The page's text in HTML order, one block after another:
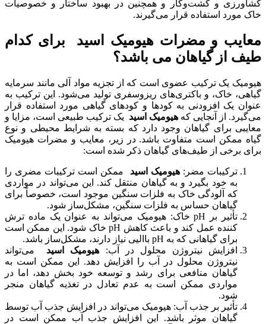
کشاورزی و کشت‌و‌کار و همچنین در بهبود ساختار و خصوصیات
خاک مورد استفاده قرار می‌گیرند.
معایب و مضرات هیومیک اسید برای کدام
طیف از گیاهان می باشد؟
هیومیک یک ترکیب عضوی است که از تجزیه مواد آلی مانند سرمایه
گیاهی، خاک، و باکتری‌های ریزوسفری تولید می‌شود. این ترکیب به
عنوان یک افزودنی به کودها و کودهای گیاهی مورد استفاده قرار
می‌گیرد. از آنجایی که هیومیک اسید یک ترکیب طبیعی است، مزایا و
معایبی برای گیاهان وجود دارد که بسته به شرایط محیطی و نوع
گیاه ممکن است متفاوت باشد. در زیر، معایب و مضرات هیومیک
برای برخی از طیف‌های گیاهان ذکر شده است:
ترکیبات مضر:هیومیک اسید ممکن است ترکیبات مضری را
به خود بگیرد و به گیاهان منتقل کند. این می‌تواند در مواردی
که آلودگی خاک به فلزات سنگین موجود است، خصوصاً برای
گیاهان حساس به فلزات سنگین، مشکل‌ساز شود.
تأثیر بر pH خاک: هیومیک می‌تواند به عنوان یک ماده ترش
کننده عمل کند و باعث کاهش pH خاک شود. این ممکن است
برای گیاهانی که به pH باالیی نیاز دارند، مشکل‌ساز باشد.
افزایش نیتروژن محلول در آب: هیومیک اسید می‌تواند
نیتروژن محلول در آب را افزایش دهد. این ممکن است به
گیاهان منافعی برای رشد و توسعه خود بخش دهد، اما در
مواردی ممکن است به عدم تعادل در تغذیه گیاهان منجر
شود.
تأثیر بر جذب آب: هیومیک می‌تواند در افزایش جذب آب توسط
گیاهان موثر باشد. این افزایش جذب آب ممکن است در